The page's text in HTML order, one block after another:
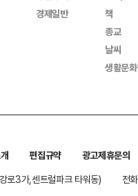
경제일반
책
종교
날씨
생활문
편집규약
광고제휴문의
로3가,센트럴파크 타워동)
전